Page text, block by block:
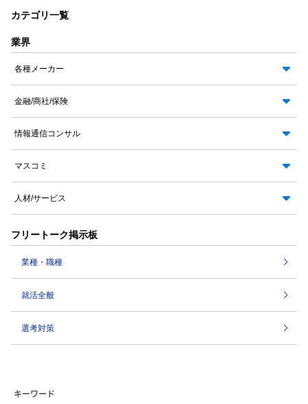
カテゴリ一覧
業界
各種メーカー
金融/商社/保険
情報通信コンサル
マスコミ
人材/サービス
フリートーク掲示板
業種・職種
就活全般
選考対策
キーワード